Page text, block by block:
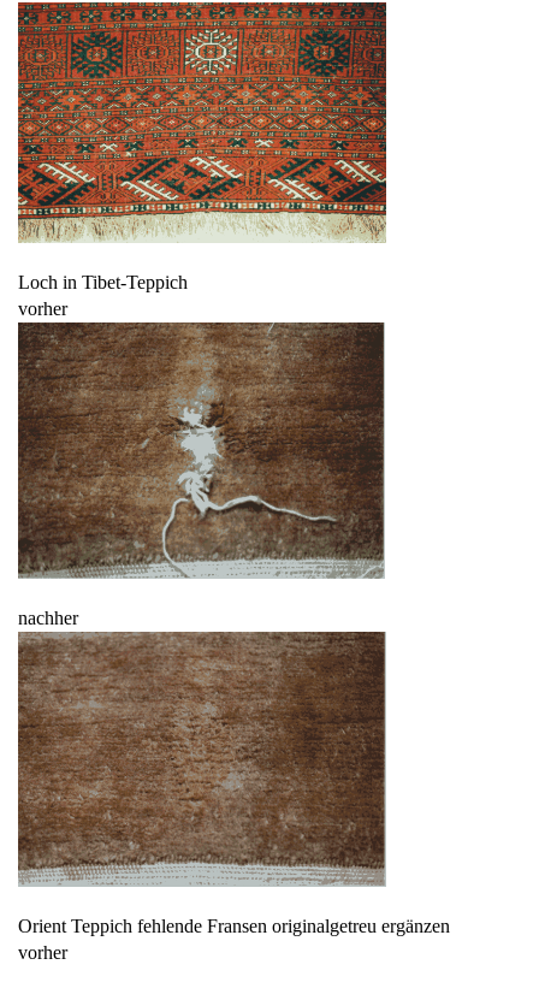
Loch in Tibet-Teppich
vorher
nachher
Orient Teppich fehlende Fransen originalgetreu ergänzen
vorher